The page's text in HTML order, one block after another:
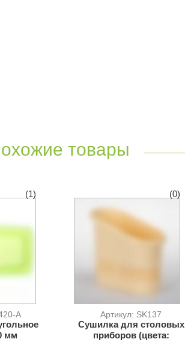
товары
(1)
A
мм
(0)
Артикул: SK137
Сушилка для столовых
приборов (цвета: